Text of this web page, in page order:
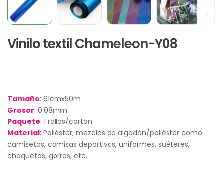
Vinilo textil Chameleon-Y08
Tamaño: 61cmx50m
Grosor: 0.08mm
Paquete: 1 rollos/cartón
Material: Poliéster, mezclas de algodón/poliéster como
camisetas, camisas deportivas, uniformes, suéteres,
chaquetas, gorras, etc.